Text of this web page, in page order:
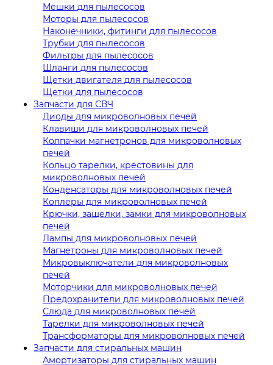
Мешки для пылесосов
Моторы для пылесосов
Наконечники, фитинги для пылесосов
Трубки для пылесосов
Фильтры для пылесосов
Шланги для пылесосов
Щетки двигателя для пылесосов
Щетки для пылесосов
Запчасти для СВЧ
Диоды для микроволновых печей
Клавиши для микроволновых печей
Колпачки магнетронов для микроволновых
печей
Кольцо тарелки, крестовины для
микроволновых печей
Конденсаторы для микроволновых печей
Коплеры для микроволновых печей
Крючки, защелки, замки для микроволновых
печей
Лампы для микроволновых печей
Магнетроны для микроволновых печей
Микровыключатели для микроволновых
печей
Моторчики для микроволновых печей
Предохранители для микроволновых печей
Слюда для микроволновых печей
Тарелки для микроволновых печей
Трансформаторы для микроволновых печей
Запчасти для стиральных машин
Амортизаторы для стиральных машин